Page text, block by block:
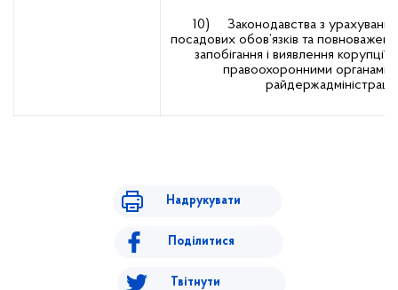
10) Законодавства з
посадових обов’язків та повноважень
запобігання і виявлення корупції
правоохоронними органами
райдержадміністрації.
Надрукувати
Поділитися
Твітнути